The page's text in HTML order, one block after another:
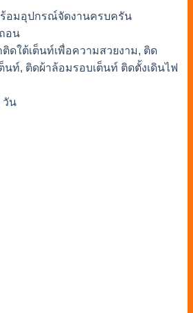
ร้อมอุปกรณ์จัดงานครบครัน
อน
ติดใต้เต็นท์เพื่อความสวยงาม, ติด
นท์, ติดผ้าล้อมรอบเต็นท์ ติดตั้งเดินไฟ
วัน